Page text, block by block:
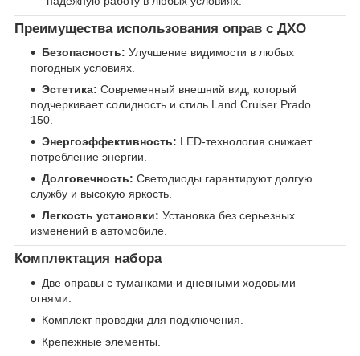
Преимущества использования оправ с ДХО
Безопасность: Улучшение видимости в любых
погодных условиях.
Эстетика: Современный внешний вид, который
подчеркивает солидность и стиль Land Cruiser Prado
150.
Энергоэффективность: LED-технология снижает
потребление энергии.
Долговечность: Светодиоды гарантируют долгую
службу и высокую яркость.
Легкость установки: Установка без серьезных
изменений в автомобиле.
Комплектация набора
Две оправы с туманками и дневными ходовыми
огнями.
Комплект проводки для подключения.
Крепежные элементы.